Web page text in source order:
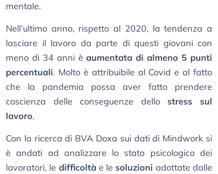
mentale.
Nell’ultimo anno, rispetto al 2020, la tendenza a
lasciare il lavoro da parte di questi giovani con
meno di 34 anni èaumentata di almeno 5 punti
percentuali. Molto è attribuibile al Covid e al fatto
che la pandemia possa aver fatto prendere
coscienza delle conseguenze dello stress sul
lavoro.
Con la ricerca di BVA Doxa sui dati di Mindwork si
è andati ad analizzare lo stato psicologico dei
lavoratori, le difficoltà e le soluzioni adottate dalle